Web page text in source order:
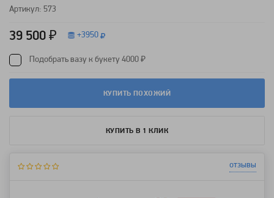
Артикул: 573
39 500 ₽ +3950
Подобрать вазу к букету 4000 ₽
КУПИТЬ ПОХОЖИЙ
КУПИТЬ В 1 КЛИК
отзывы